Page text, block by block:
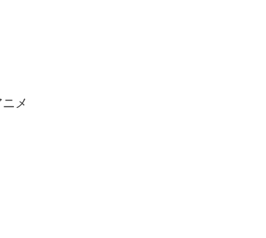
メ